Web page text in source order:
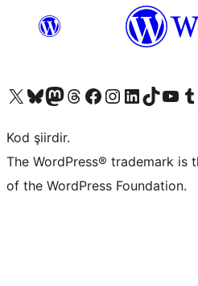
X (eski Twitter) hesabımıza bakın
Bluesky hesabımızı ziyaret edinMastodon hesabımızı ziyaret edinThreads hesabımızı ziyaret edinFacebook sayfamızı ziyaret edinInstagram hesabımızı ziyaret edinLinkedIn hesabımızı ziyaret edinTikTok hesabımızı ziyaret edinYouTube kanalımızı ziyaret edin
Tumblr
Kod şiirdir.
The WordPress® trademark is
of the WordPress Foundation.